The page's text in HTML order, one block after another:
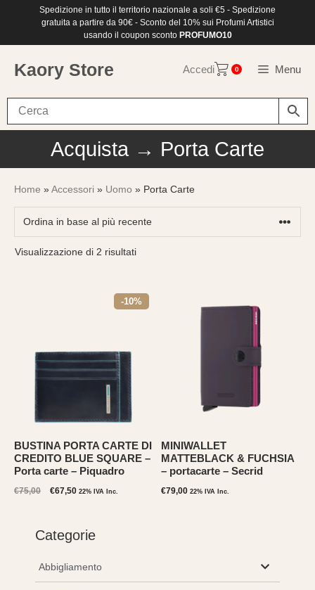
Spedizione in tutto il territorio nazionale a soli €5 - Spedizione
gratuita a partire da 90€ - Sconto del 10% sui Profumi Artistici
usando il coupon sconto PROFUMO10
Kaory Store Menu
Accedi 0
Acquista → Porta Carte
Home »Accessori » Uomo » Porta Carte
Visualizzazione di 2 risultatiOrdina
al
più
-10%
BUSTINA PORTA CARTE DI
CREDITO BLUE SQUARE –
Porta carte – Piquadro
€75,00
Il
€75,00.
€67,50Il
€67,50.
22% IVA Inc.
MINIWALLET
MATTEBLACK & FUCHSIA
– portacarte – Secrid
€79,00 22% IVA Inc.
Categorie
Abbigliamento